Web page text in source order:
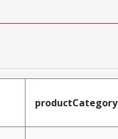
productCategory